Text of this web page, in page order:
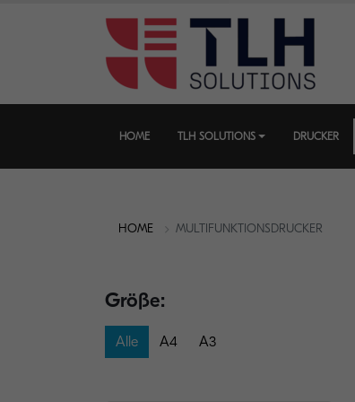
HOME TLH SOLUTIONS DRUCKER
HOME MULTIFUNKTIONSDRUCKER
Größe:
Alle A4 A3